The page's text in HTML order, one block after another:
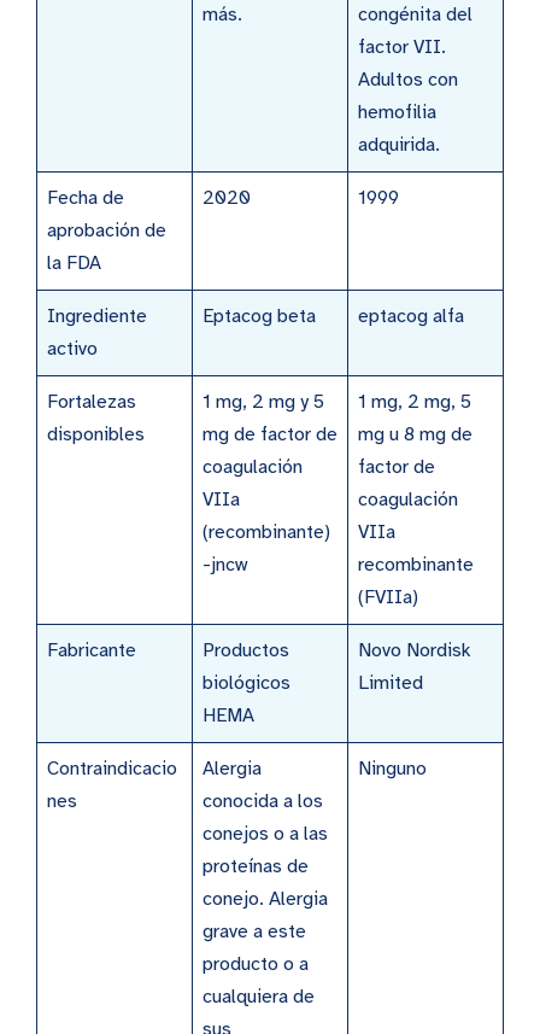
más.
congénita del
factor VII.
Adultos con
hemofilia
adquirida.
Fecha de
aprobación de
la FDA
2020 1999
Ingrediente
activo
Eptacog beta eptacog alfa
Fortalezas
disponibles
1 mg, 2 mg y 5
mg de factor de
coagulación
VIIa
(recombinante)
-jncw
1 mg, 2 mg, 5
mg u 8 mg de
factor de
coagulación
VIIa
recombinante
(FVIIa)
Fabricante
Productos
biológicos
HEMA
Novo Nordisk
Limited
Contraindicacio
nes
Alergia
conocida a los
conejos o a las
proteínas de
conejo. Alergia
grave a este
producto o a
cualquiera de
sus
Ninguno